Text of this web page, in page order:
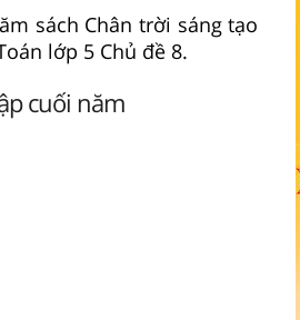
sách Chân trời sáng tạo
lớp 5 Chủ đề 8.
cuối năm